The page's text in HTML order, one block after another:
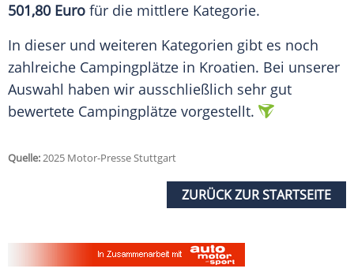
501,80 Euro für die mittlere Kategorie.
In dieser und weiteren Kategorien gibt es noch
zahlreiche Campingplätze in Kroatien. Bei unserer
Auswahl haben wir ausschließlich sehr gut
bewertete Campingplätze vorgestellt.
Quelle:2025 Motor-Presse Stuttgart
ZURÜCK ZUR STARTSEITE